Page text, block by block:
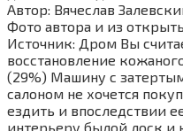
Автор: Вячеслав
Фото автора и из
Источник: Дром Вы
восстановление
(29%) Машину с
салоном не хочется
ездить и впоследствии
интерьеру былой лоск